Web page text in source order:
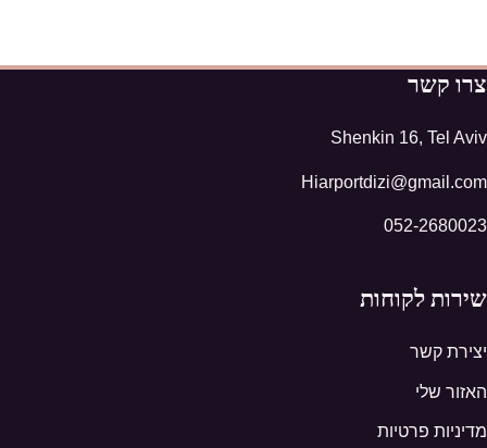
צרו קשר
Shenkin 16, Tel Aviv
Hiarportdizi@gmail.com
052-2680023
שירות לקוחות
יצירת קשר
האזור שלי
מדיניות פרטיות